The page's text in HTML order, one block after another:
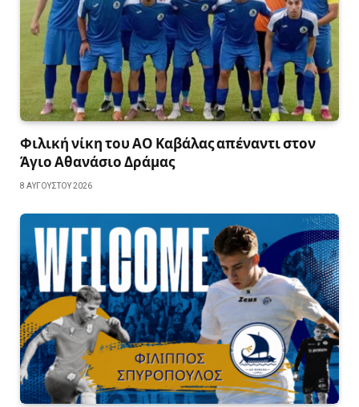
Φιλική νίκη του ΑΟ Καβάλας απέναντι στον
Άγιο Αθανάσιο Δράμας
8 ΑΥΓΟΎΣΤΟΥ 2026